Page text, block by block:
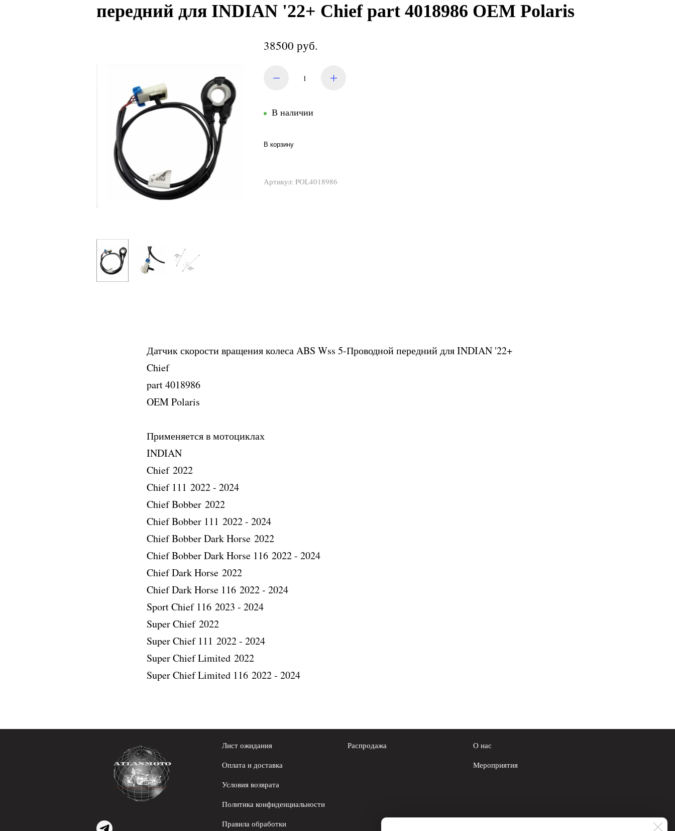
передний для INDIAN '22+ Chief part 4018986 OEM Polaris
38500 руб.
В наличии
В корзину
Артикул: POL4018986
Датчик скорости вращения колеса ABS Wss 5-Проводной передний для INDIAN '22+
Chief
part 4018986
OEM Polaris
Применяется в мотоциклах
INDIAN
Chief 2022
Chief 111 2022 - 2024
Chief Bobber 2022
Chief Bobber 111 2022 - 2024
Chief Bobber Dark Horse 2022
Chief Bobber Dark Horse 116 2022 - 2024
Chief Dark Horse 2022
Chief Dark Horse 116 2022 - 2024
Sport Chief 116 2023 - 2024
Super Chief 2022
Super Chief 111 2022 - 2024
Super Chief Limited 2022
Super Chief Limited 116 2022 - 2024
Лист ожидания
Оплата и доставка
Условия возврата
Политика конфиденциальности
Правила обработки
Распродажа
О нас
Мероприятия